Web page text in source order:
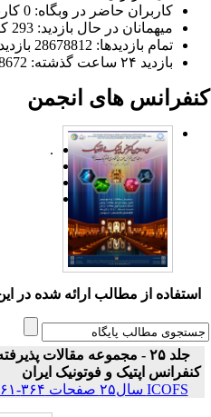
کاربران حاضر در وبگاه: 0 کاربر
میهمانان در حال بازدید: 293 کاربر
تمام بازدید‌ها: 28678812 بازدید
بازدید ۲۴ ساعت گذشته: 28672 بازدید
های انجمن
.
استفاده از مطالب ارائه شده در این
جلد ۲۵ - مجموعه مقالات
کنفرانس اپتیک و فوتونیک ایران
ICOFS سال۲۵ صفحات ۳۶۴-۳۶۱